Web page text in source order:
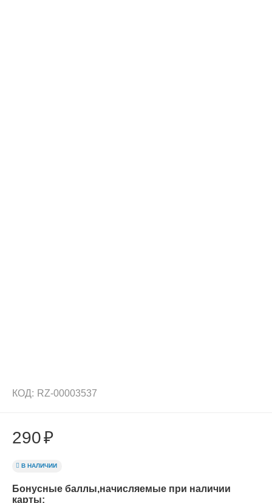
КОД: RZ-00003537
290₽
В НАЛИЧИИ
Бонусные баллы,начисляемые при наличии
карты: